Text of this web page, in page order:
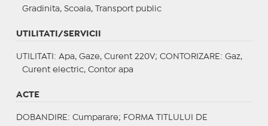
Gradinita, Scoala, Transport public
UTILITATI/SERVICII
UTILITATI : Apa, Gaze, Curent 220V; CONTORIZARE : Gaz,
Curent electric, Contor apa
ACTE
DOBANDIRE : Cumparare; FORMA TITLULUI DE